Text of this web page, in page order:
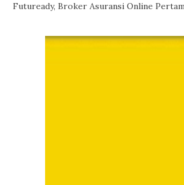
Futuready, Broker Asuransi Online